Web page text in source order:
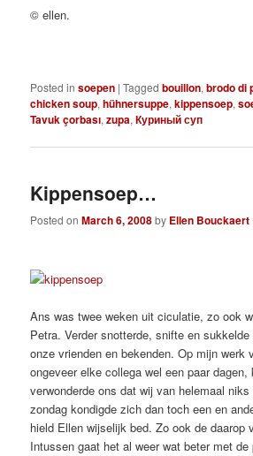
© ellen.
Posted in soepen |Tagged bouillon,brodo di
chicken soup,hühnersuppe,kippensoep,
Tavuk çorbası,zupa,Куриный суп
Kippensoep…
Posted onMarch 6, 2008by Ellen Bouckaert
Ans was twee weken uit ciculatie, zo ook
Petra. Verder snotterde, snifte en
onze vrienden en bekenden. Op mijn werk
ongeveer elke collega wel een paar
verwonderde ons dat wij van helemaal
zondag kondigde zich dan toch een en
hield Ellen wijselijk bed. Zo ook de daarop
Intussen gaat het al weer wat beter met de